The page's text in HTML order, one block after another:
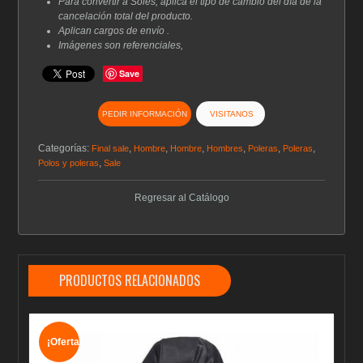
cancelación total del producto.
Aplican cargos de envío .
Imágenes son referenciales,
Save
PEDIR INFORMACIÓN VISITANOS
Categorías: Final sale, Hombre, Hombre, Hombres, Poleras, Poleras,
Polos y poleras,Sale
Regresar al Catálogo
PRODUCTOS RELACIONADOS
¡Oferta!